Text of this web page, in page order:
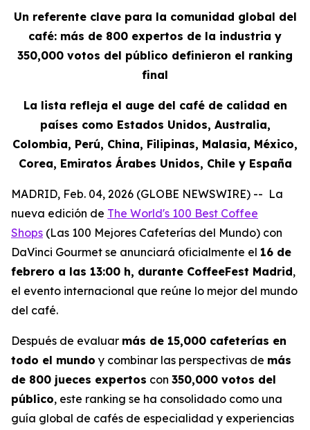
Un referente clave para la comunidad global del
café: más de 800 expertos de la industria y
350,000 votos del público definieron el ranking
final
La lista refleja el auge del café de calidad en
países como Estados Unidos, Australia,
Colombia, Perú, China, Filipinas, Malasia, México,
Corea, Emiratos Árabes Unidos, Chile y España
MADRID, Feb. 04, 2026 (GLOBE NEWSWIRE) -- La
nueva edición de The World's 100 Best Coffee
Shops (Las 100 Mejores Cafeterías del Mundo) con
DaVinci Gourmet se anunciará oficialmente el 16 de
febrero a las 13:00 h, durante CoffeeFest Madrid,
el evento internacional que reúne lo mejor del mundo
del café.
Después de evaluar más de 15,000 cafeterías en
todo el mundo y combinar las perspectivas de más
de 800 jueces expertos con 350,000 votos del
público, este ranking se ha consolidado como una
guía global de cafés de especialidad y experiencias